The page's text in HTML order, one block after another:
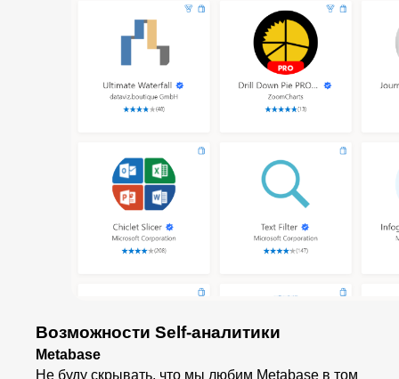
Возможности Self-аналитики
Metabase
Не буду скрывать, что мы любим Metabase в том